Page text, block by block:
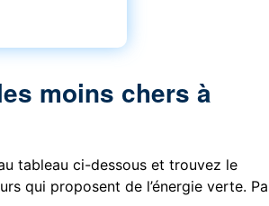
moins chers à
tableau ci-dessous et trouvez le
qui proposent de l’énergie verte.